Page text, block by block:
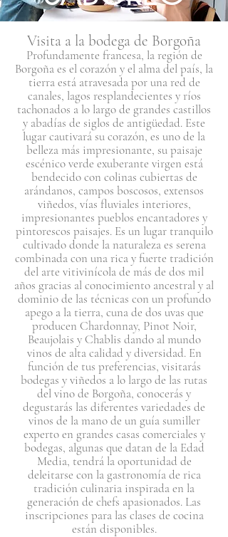
Visita a la bodega de Borgoña
Profundamente francesa, la región de
Borgoña es el corazón y el alma del país, la
tierra está atravesada por una red de
canales, lagos resplandecientes y ríos
tachonados a lo largo de grandes castillos
y abadías de siglos de antigüedad. Este
lugar cautivará su corazón, es uno de la
belleza más impresionante, su paisaje
escénico verde exuberante virgen está
bendecido con colinas cubiertas de
arándanos, campos boscosos, extensos
viñedos, vías fluviales interiores,
impresionantes pueblos encantadores y
pintorescos paisajes. Es un lugar tranquilo
cultivado donde la naturaleza es serena
combinada con una rica y fuerte tradición
del arte vitivinícola de más de dos mil
años gracias al conocimiento ancestral y al
dominio de las técnicas con un profundo
apego a la tierra, cuna de dos uvas que
producen Chardonnay, Pinot Noir,
Beaujolais y Chablis dando al mundo
vinos de alta calidad y diversidad. En
función de tus preferencias, visitarás
bodegas y viñedos a lo largo de las rutas
del vino de Borgoña, conocerás y
degustarás las diferentes variedades de
vinos de la mano de un guía sumiller
experto en grandes casas comerciales y
bodegas, algunas que datan de la Edad
Media, tendrá la oportunidad de
deleitarse con la gastronomía de rica
tradición culinaria inspirada en la
generación de chefs apasionados. Las
inscripciones para las clases de cocina
están disponibles.